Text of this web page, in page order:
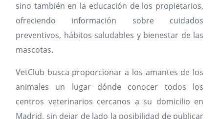
sino también en la educación de los propietarios,
ofreciendo información sobre cuidados
preventivos, hábitos saludables y bienestar de las
mascotas.
VetClub busca proporcionar a los amantes de los
animales un lugar dónde conocer todos los
centros veterinarios cercanos a su domicilio en
Madrid, sin dejar de lado la posibilidad de publicar